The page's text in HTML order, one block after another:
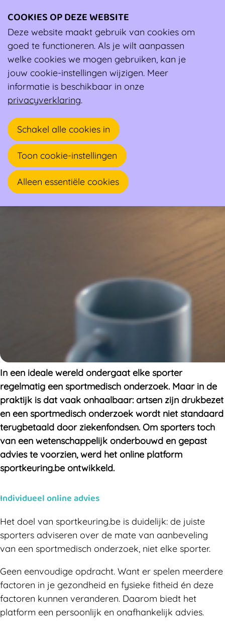
Wiki Wat is sportkeuring.be?
Wat is sportkeuring.be?
Wat is sportkeuring.be?
In een ideale wereld ondergaat elke sporter
regelmatig een sportmedisch onderzoek. Maar in de
praktijk is dat vaak onhaalbaar: artsen zijn drukbezet
en een sportmedisch onderzoek wordt niet standaard
terugbetaald door ziekenfondsen. Om sporters toch
van een wetenschappelijk onderbouwd en gepast
advies te voorzien, werd het online platform
sportkeuring.be ontwikkeld.
Individueel online advies
Het doel van sportkeuring.be is duidelijk: de juiste
sporters adviseren over de mate van aanbeveling
van een sportmedisch onderzoek, niet elke sporter.
Geen eenvoudige opdracht. Want er spelen meerdere
factoren in je gezondheid en fysieke fitheid én deze
factoren kunnen veranderen. Daarom biedt het
platform een persoonlijk en onafhankelijk advies.
COOKIES OP DEZE WEBSITE
Deze website maakt gebruik van cookies om
goed te functioneren. Als je wilt aanpassen
welke cookies we mogen gebruiken, kan je
jouw cookie-instellingen wijzigen. Meer
informatie is beschikbaar in onze
privacyverklaring.
Schakel alle cookies in
Toon cookie-instellingen
Alleen essentiële cookies